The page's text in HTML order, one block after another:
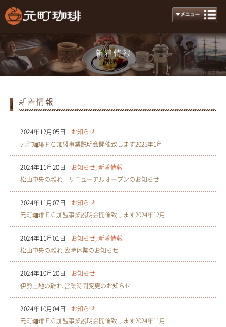
新着情報
News
新着情報
2024年12月05日
お知らせ
元町珈琲ＦＣ加盟事業説明会開催致します2025年1月
2024年11月20日 お知らせ,新着情報
松山中央の離れ リニューアルオープンのお知らせ
2024年11月07日
お知らせ
元町珈琲ＦＣ加盟事業説明会開催致します2024年12月
2024年11月01日 お知らせ,新着情報
松山中央の離れ 臨時休業のお知らせ
2024年10月20日
お知らせ
伊勢上地の離れ 営業時間変更のお知らせ
2024年10月04日
お知らせ
元町珈琲ＦＣ加盟事業説明会開催致します2024年11月